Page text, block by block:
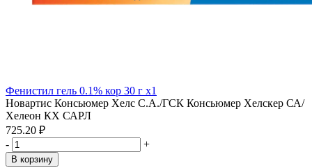
Фенистил гель 0.1% кор 30 г x1
Новартис Консьюмер Хелс С.А./ГСК Консьюмер Хелскер СА/
Хелеон КХ САРЛ
725.20 ₽
-
+
В корзину